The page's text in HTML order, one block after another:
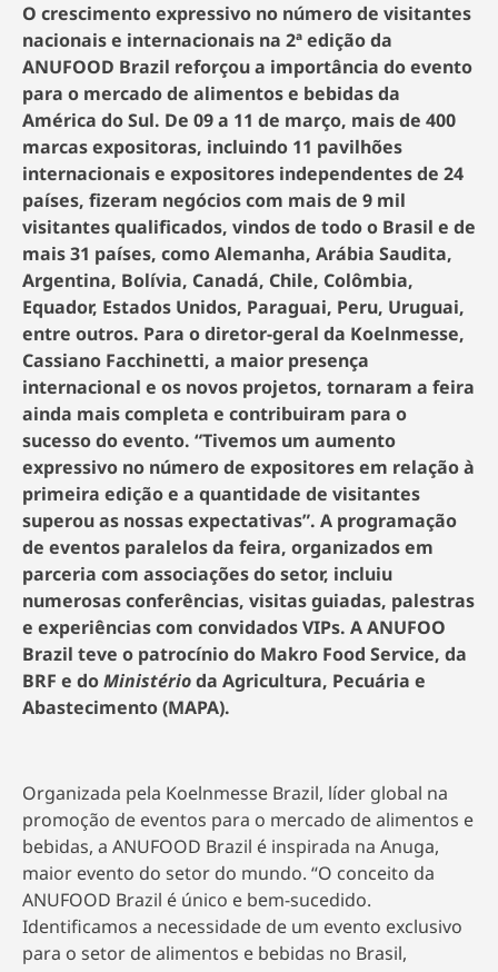
O crescimento expressivo no número de visitantes
nacionais e internacionais na 2ª edição da
ANUFOOD Brazil reforçou a importância do evento
para o mercado de alimentos e bebidas da
América do Sul. De 09 a 11 de março, mais de 400
marcas expositoras, incluindo 11 pavilhões
internacionais e expositores independentes de 24
países, fizeram negócios com mais de 9 mil
visitantes qualificados, vindos de todo o Brasil e de
mais 31 países, como Alemanha, Arábia Saudita,
Argentina, Bolívia, Canadá, Chile, Colômbia,
Equador, Estados Unidos, Paraguai, Peru, Uruguai,
entre outros. Para o diretor-geral da Koelnmesse,
Cassiano Facchinetti, a maior presença
internacional e os novos projetos, tornaram a feira
ainda mais completa e contribuiram para o
sucesso do evento. “Tivemos um aumento
expressivo no número de expositores em relação à
primeira edição e a quantidade de visitantes
superou as nossas expectativas”. A programação
de eventos paralelos da feira, organizados em
parceria com associações do setor, incluiu
numerosas conferências, visitas guiadas, palestras
e experiências com convidados VIPs. A ANUFOO
Brazil teve o patrocínio do Makro Food Service, da
BRF e doMinistérioda Agricultura, Pecuária e
Abastecimento (MAPA).
Organizada pela Koelnmesse Brazil, líder global na
promoção de eventos para o mercado de alimentos e
bebidas, a ANUFOOD Brazil é inspirada na Anuga,
maior evento do setor do mundo. “O conceito da
ANUFOOD Brazil é único e bem-sucedido.
Identificamos a necessidade de um evento exclusivo
para o setor de alimentos e bebidas no Brasil,